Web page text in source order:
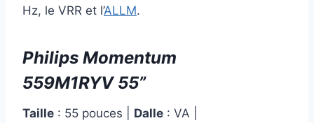
Hz, le VRR et l’ALLM.
Philips Momentum
559M1RYV 55”
Taille : 55 pouces | Dalle : VA |